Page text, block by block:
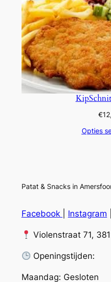
€
Opties
Patat & Snacks in
Facebook Instagram
Violenstraat 71,
Openingstijden:
Maandag: Gesloten